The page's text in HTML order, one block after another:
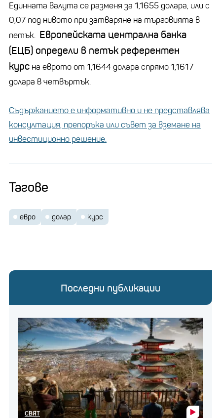
Единната валута се разменя за 1,1655 долара, или с
0,07 под нивото при затваряне на търговията в
петък. Европейската централна банка
(ЕЦБ) определи в петък референтен
курс на еврото от 1,1644 долара спрямо 1,1617
долара в четвъртък.
Съдържанието е информативно и не представлява
консултация, препоръка или съвет за вземане на
инвестиционно решение.
Тагове
евро долар курс
Последни публикации
СВЯТ